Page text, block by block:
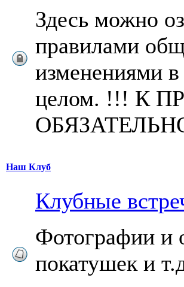
Здесь можно
правилами
изменениями в
целом. !!! К
Наш Клуб
Клубные
Фотографии и
покатушек и